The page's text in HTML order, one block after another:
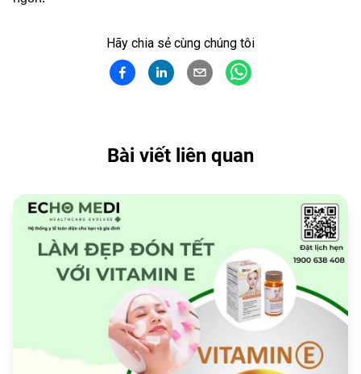
Hãy chia sẻ cùng chúng tôi
Bài viết liên quan